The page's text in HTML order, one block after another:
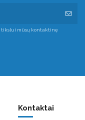
tikslui mūsų kontaktinę
Kontaktai